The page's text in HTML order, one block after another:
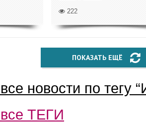
222
ПОКАЗАТЬ ЕЩЁ
новости по тегу “
ТЕГИ